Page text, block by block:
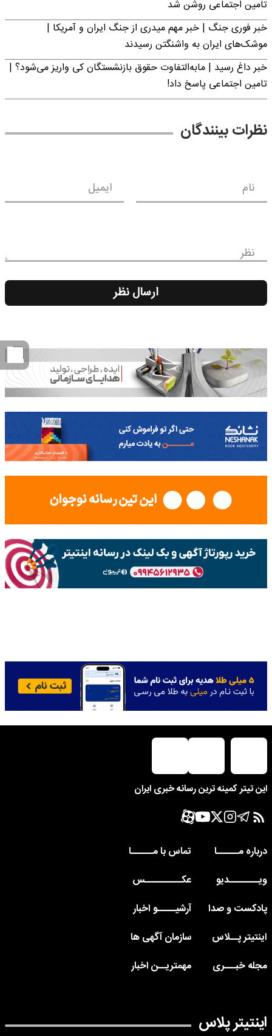
تامین اجتماعی روشن شد
خبر فوری جنگ | خبر مهم میدری از جنگ ایران و آمریکا |
موشک‌های ایران به واشنگتن رسیدند
خبر داغ رسید | مابه‌التفاوت حقوق بازنشستگان کی واریز می‌شود؟ |
تامین اجتماعی پاسخ داد!
نظرات بینندگان
نام ایمیل
نظر
ارسال نظر
این تیتر کمینه ترین رسانه خبری ایران
درباره مــــــا
تماس با مــــــا
ویــــــــدیو
عکــــــــــس
پادکست و صدا
آرشیـــــو اخبار
اینتیتر پــلاس
سازمان آگهی ها
مجله خبـــری
مهمتریــن اخبار
اینتیتر پلاس